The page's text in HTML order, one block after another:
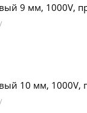
9 мм, 1000V,
10 мм, 1000V,